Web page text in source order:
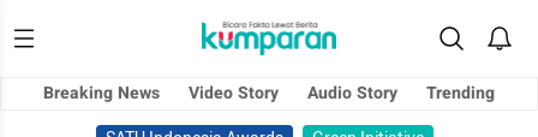
Breaking News Video Story Audio Story
Trending